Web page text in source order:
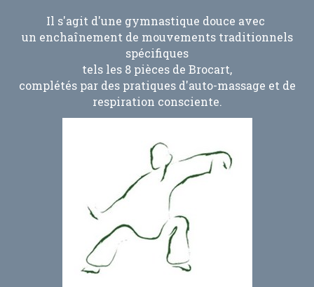
"ÂNE MIROIR"
SÉANCE INDIVIDUELLE AVEC LES ÂNES
SHIATSU
FACEBOOK
LETTRE D'INFORMATION
AGENDA
Il s'agit d'une gymnastique douce avec
un enchaînement de mouvements traditionnels
spécifiques
tels les 8 pièces de Brocart,
complétés par des pratiques d'auto-massage et de
respiration consciente.